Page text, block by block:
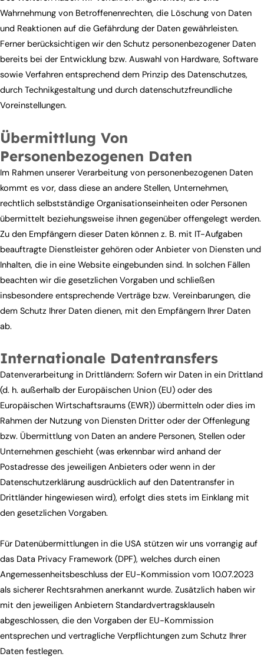
Wahrnehmung von Betroffenenrechten, die Löschung von Daten
und Reaktionen auf die Gefährdung der Daten gewährleisten.
Ferner berücksichtigen wir den Schutz personenbezogener Daten
bereits bei der Entwicklung bzw. Auswahl von Hardware, Software
sowie Verfahren entsprechend dem Prinzip des Datenschutzes,
durch Technikgestaltung und durch datenschutzfreundliche
Voreinstellungen.
Übermittlung Von
Personenbezogenen Daten
Im Rahmen unserer Verarbeitung von personenbezogenen Daten
kommt es vor, dass diese an andere Stellen, Unternehmen,
rechtlich selbstständige Organisationseinheiten oder Personen
übermittelt beziehungsweise ihnen gegenüber offengelegt werden.
Zu den Empfängern dieser Daten können z. B. mit IT-Aufgaben
beauftragte Dienstleister gehören oder Anbieter von Diensten und
Inhalten, die in eine Website eingebunden sind. In solchen Fällen
beachten wir die gesetzlichen Vorgaben und schließen
insbesondere entsprechende Verträge bzw. Vereinbarungen, die
dem Schutz Ihrer Daten dienen, mit den Empfängern Ihrer Daten
ab.
Internationale Datentransfers
Datenverarbeitung in Drittländern: Sofern wir Daten in ein Drittland
(d. h. außerhalb der Europäischen Union (EU) oder des
Europäischen Wirtschaftsraums (EWR)) übermitteln oder dies im
Rahmen der Nutzung von Diensten Dritter oder der Offenlegung
bzw. Übermittlung von Daten an andere Personen, Stellen oder
Unternehmen geschieht (was erkennbar wird anhand der
Postadresse des jeweiligen Anbieters oder wenn in der
Datenschutzerklärung ausdrücklich auf den Datentransfer in
Drittländer hingewiesen wird), erfolgt dies stets im Einklang mit
den gesetzlichen Vorgaben.
Für Datenübermittlungen in die USA stützen wir uns vorrangig auf
das Data Privacy Framework (DPF), welches durch einen
Angemessenheitsbeschluss der EU-Kommission vom 10.07.2023
als sicherer Rechtsrahmen anerkannt wurde. Zusätzlich haben wir
mit den jeweiligen Anbietern Standardvertragsklauseln
abgeschlossen, die den Vorgaben der EU-Kommission
entsprechen und vertragliche Verpflichtungen zum Schutz Ihrer
Daten festlegen.